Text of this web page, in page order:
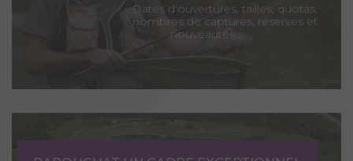
Dates d'ouvertures, tailles, quotas,
nombres de captures, réserves et
nouveautés...